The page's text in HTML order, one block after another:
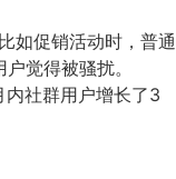
如促销活动时，普通
觉得被骚扰。
社群用户增长了3